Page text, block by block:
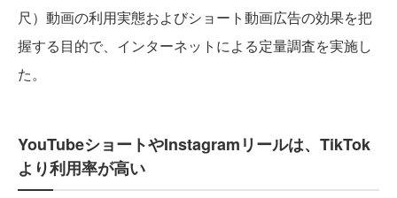
尺）動画の利用実態およびショート動画広告の効果を把
握する目的で、インターネットによる定量調査を実施し
た。
YouTubeショートやInstagramリールは、TikTok
より利用率が高い